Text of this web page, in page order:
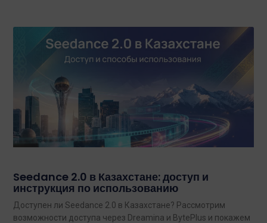
Seedance 2.0 в Казахстане: доступ и
инструкция по использованию
Доступен ли Seedance 2.0 в Казахстане? Рассмотрим
возможности доступа через Dreamina и BytePlus и покажем